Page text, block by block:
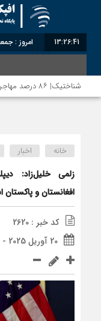
13:26:41 امروز : جمعه, ۱۶ مرداد ,
شناختیک| ۸۶ درصد مهاجران حامی ایران در جنگ؛ ۷۵ درصد مهاجران دولت چهاردهم را خیرخواه خود نمی‌دانند
خانه اخبار
زلمی خلیل‌زاد:
افغانستان و
کد خبر : 2620
20 آوریل 2025 - 16:04